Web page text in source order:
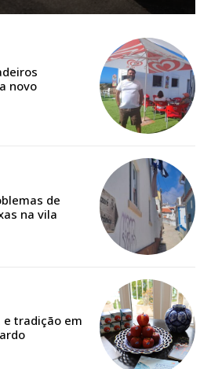
de assinatura desejado:
32€
entregue à Quinta-feira em sua
online
Exclusivos para
novo
de
na vila
e tradição em